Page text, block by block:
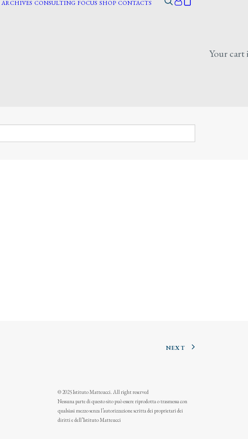
ARCHIVES CONSULTING FOCUS SHOP CONTACTS
Your cart
NEXT
© 2025 Istituto Matteucci. All right reserved
Nessuna parte di questo sito può essere riprodotta o trasmessa con
qualsiasi mezzo senza l’autorizzazione scritta dei proprietari dei
diritti e dell’Istituto Matteucci